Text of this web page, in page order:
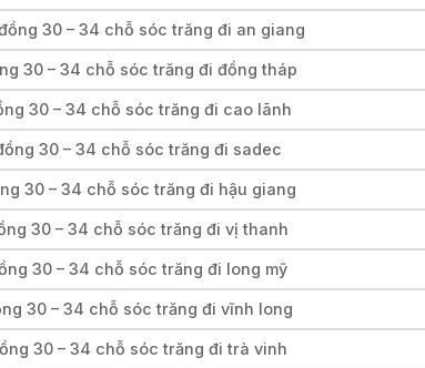
30 – 34 chỗ sóc trăng đi an giang
30 – 34 chỗ sóc trăng đi đồng tháp
30 – 34 chỗ sóc trăng đi cao lãnh
30 – 34 chỗ sóc trăng đi sadec
30 – 34 chỗ sóc trăng đi hậu giang
30 – 34 chỗ sóc trăng đi vị thanh
30 – 34 chỗ sóc trăng đi long mỹ
30 – 34 chỗ sóc trăng đi vĩnh long
30 – 34 chỗ sóc trăng đi trà vinh